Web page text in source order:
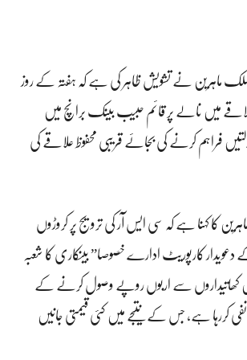
ماہرین نے تشویش ظاہر کی ہے کہ ہفتہ کے روز
میں نالے پر قائم حبیب بینک برانچ میں
فراہم کرنے کی بجائے قریبی محفوظ علاقے کی
کا کہنا ہے کہ سی ایس آر کی ترویج پر کروڑوں
کارپوریٹ ادارے خصوصا” بینکاری کا شعبہ
کھاتیداروں سے اربوں روپے وصول کرنے کے
نفی کررہا ہے، جس کے نتیجے میں کئی قیمتی جانیں